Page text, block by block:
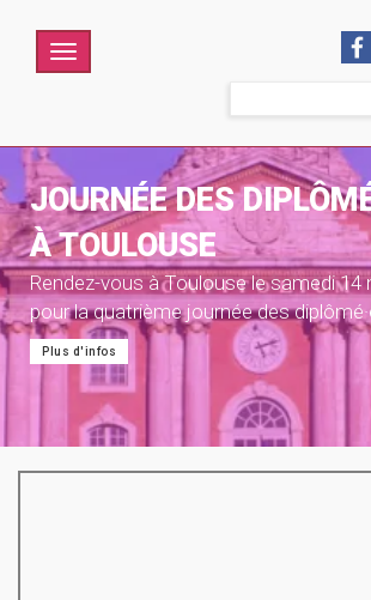
Menu
JOURNÉE DES
À TOULOUSE
Rendez-vous à Toulouse le samedi 14
pour la quatrième journée des
Plus d'infos